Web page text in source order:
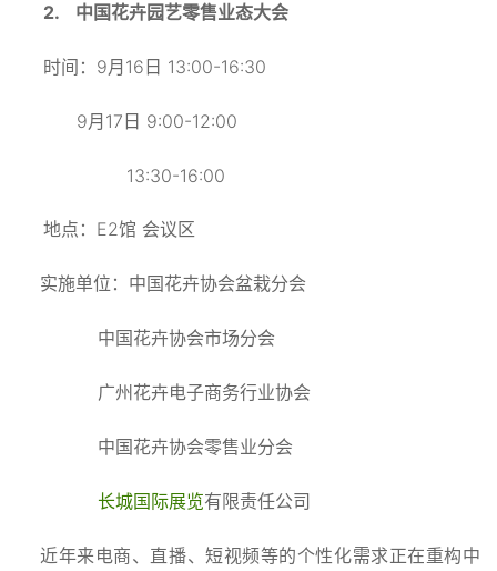
2. 中国花卉园艺零售业态大会
时间： 9月 16 日 13:00-16:30
9月 17 日 9:00-12:00
13:30-16:00
地点： E2馆 会议区
实施单位：中国花卉协会盆栽分会
中国花卉协会市场分会
广州花卉电子商务行业协会
中国花卉协会零售业分会
长城国际展览有限责任公司
近年来电商、直播、短视频等的个性化需求正在重构中